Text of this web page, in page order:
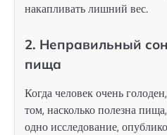
накапливать лишний вес.
2. Неправильный
пища
Когда человек очень
том, насколько полезна
одно исследование,